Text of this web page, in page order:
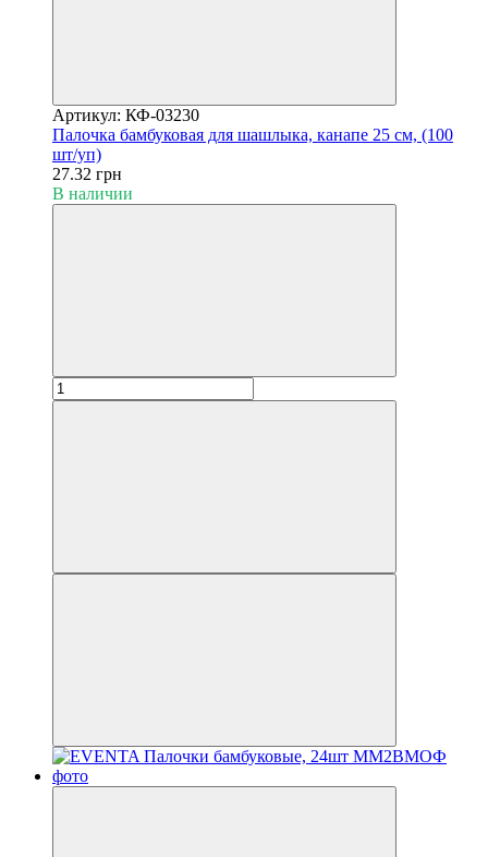
Артикул: КФ-03230
Палочка бамбуковая для шашлыка, канапе 25 см, (100
шт/уп)
27.32 грн
В наличии